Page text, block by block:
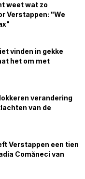
weet wat zo
Verstappen: "We
vinden in gekke
het om met
verandering
van de
Verstappen een tien
Comăneci van